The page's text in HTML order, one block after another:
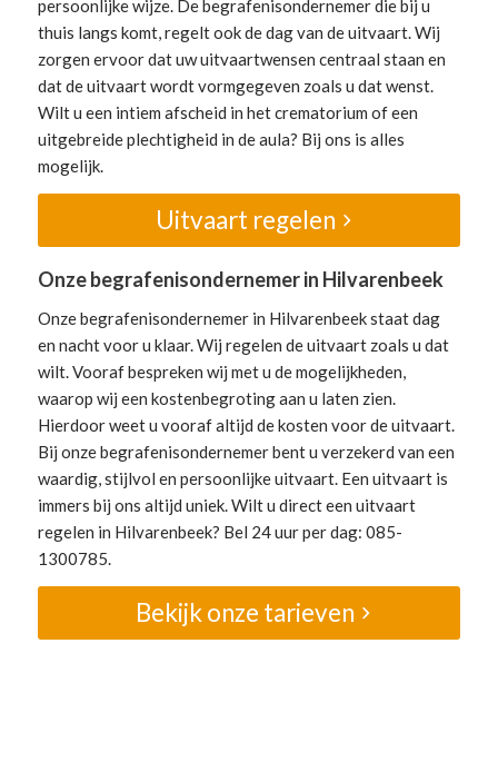
persoonlijke wijze. De begrafenisondernemer die bij u
thuis langs komt, regelt ook de dag van de uitvaart. Wij
zorgen ervoor dat uw uitvaartwensen centraal staan en
dat de uitvaart wordt vormgegeven zoals u dat wenst.
Wilt u een intiem afscheid in het crematorium of een
uitgebreide plechtigheid in de aula? Bij ons is alles
mogelijk.
Uitvaart regelen
Onze begrafenisondernemer in Hilvarenbeek
Onze begrafenisondernemer in Hilvarenbeek staat dag
en nacht voor u klaar. Wij regelen de uitvaart zoals u dat
wilt. Vooraf bespreken wij met u de mogelijkheden,
waarop wij een kostenbegroting aan u laten zien.
Hierdoor weet u vooraf altijd de kosten voor de uitvaart.
Bij onze begrafenisondernemer bent u verzekerd van een
waardig, stijlvol en persoonlijke uitvaart. Een uitvaart is
immers bij ons altijd uniek. Wilt u direct een uitvaart
regelen in Hilvarenbeek? Bel 24 uur per dag: 085-
1300785.
Bekijk onze tarieven